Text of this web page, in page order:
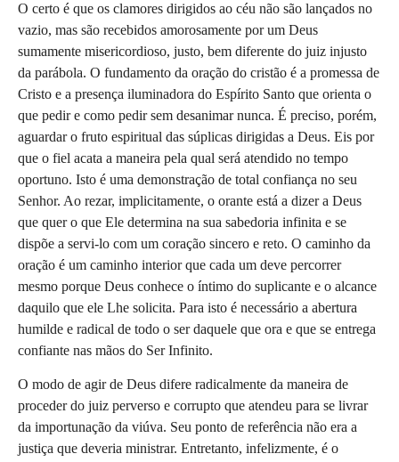
O certo é que os clamores dirigidos ao céu não são lançados no
vazio, mas são recebidos amorosamente por um Deus
sumamente misericordioso, justo, bem diferente do juiz injusto
da parábola. O fundamento da oração do cristão é a promessa de
Cristo e a presença iluminadora do Espírito Santo que orienta o
que pedir e como pedir sem desanimar nunca. É preciso, porém,
aguardar o fruto espiritual das súplicas dirigidas a Deus. Eis por
que o fiel acata a maneira pela qual será atendido no tempo
oportuno. Isto é uma demonstração de total confiança no seu
Senhor. Ao rezar, implicitamente, o orante está a dizer a Deus
que quer o que Ele determina na sua sabedoria infinita e se
dispõe a servi-lo com um coração sincero e reto. O caminho da
oração é um caminho interior que cada um deve percorrer
mesmo porque Deus conhece o íntimo do suplicante e o alcance
daquilo que ele Lhe solicita. Para isto é necessário a abertura
humilde e radical de todo o ser daquele que ora e que se entrega
confiante nas mãos do Ser Infinito.
O modo de agir de Deus difere radicalmente da maneira de
proceder do juiz perverso e corrupto que atendeu para se livrar
da importunação da viúva. Seu ponto de referência não era a
justiça que deveria ministrar. Entretanto, infelizmente, é o